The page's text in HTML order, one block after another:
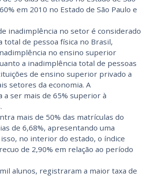
em 2010 no Estado de São Paulo e
inadimplência no setor é considerado
total de pessoa física no Brasil,
no ensino superior
a inadimplência total de pessoas
de ensino superior privado a
setores da economia. A
ser mais de 65% superior à
mais de 50% das matrículas do
de 6,68%, apresentando uma
no interior do estado, o índice
de 2,90% em relação ao período
alunos, registraram a maior taxa de